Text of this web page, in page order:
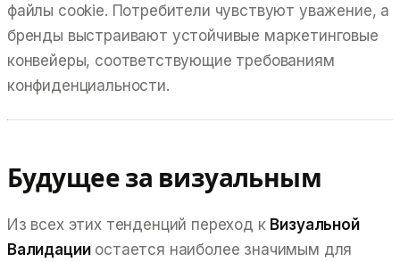
файлы cookie. Потребители чувствуют уважение, а
бренды выстраивают устойчивые маркетинговые
конвейеры, соответствующие требованиям
конфиденциальности.
Будущее за визуальным
Из всех этих тенденций переход к Визуальной
Валидацииостается наиболее значимым для